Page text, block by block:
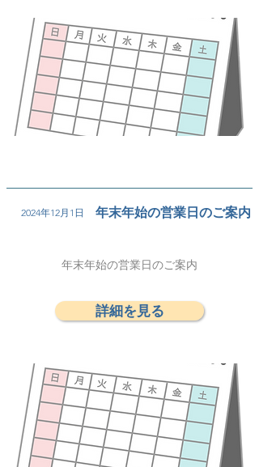
2024年12月1日 年末年始の営業日のご案内
年末年始の営業日のご案内
詳細を見る